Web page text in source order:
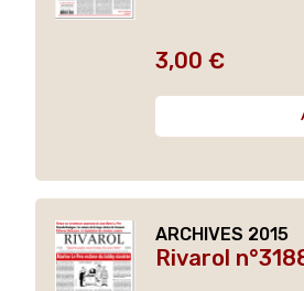
Prix
3,00 €
ARCHIVES 2015
Rivarol